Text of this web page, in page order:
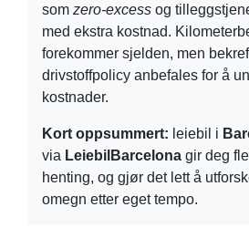
som zero-excess og
med ekstra kostnad.
forekommer sjelden, men
drivstoffpolicy anbefales for å
kostnader.
Kort oppsummert: leiebil i
via LeiebilBarcelona gir deg
henting, og gjør det lett å
omegn etter eget tempo.